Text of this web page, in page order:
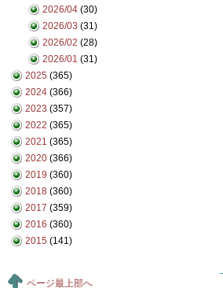
2026/04 (30)
2026/03 (31)
2026/02 (28)
2026/01 (31)
2025 (365)
2024 (366)
2023 (357)
2022 (365)
2021 (365)
2020 (366)
2019 (360)
2018 (360)
2017 (359)
2016 (360)
2015 (141)
ページ最上部へ